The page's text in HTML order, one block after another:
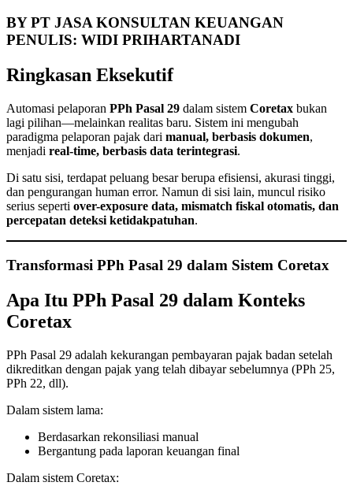
BY PT JASA KONSULTAN KEUANGAN
PENULIS: WIDI PRIHARTANADI
Ringkasan Eksekutif
Automasi pelaporan PPh Pasal 29 dalam sistem Coretax bukan
lagi pilihan—melainkan realitas baru. Sistem ini mengubah
paradigma pelaporan pajak dari manual, berbasis dokumen,
menjadi real-time, berbasis data terintegrasi.
Di satu sisi, terdapat peluang besar berupa efisiensi, akurasi tinggi,
dan pengurangan human error. Namun di sisi lain, muncul risiko
serius seperti over-exposure data, mismatch fiskal otomatis, dan
percepatan deteksi ketidakpatuhan.
Transformasi PPh Pasal 29 dalam Sistem Coretax
Apa Itu PPh Pasal 29 dalam Konteks
Coretax
PPh Pasal 29 adalah kekurangan pembayaran pajak badan setelah
dikreditkan dengan pajak yang telah dibayar sebelumnya (PPh 25,
PPh 22, dll).
Dalam sistem lama:
Berdasarkan rekonsiliasi manual
Bergantung pada laporan keuangan final
Dalam sistem Coretax: